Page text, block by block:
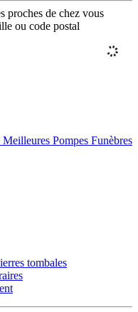
proches de chez vous
ou code postal
Pompes Funèbres
tombales